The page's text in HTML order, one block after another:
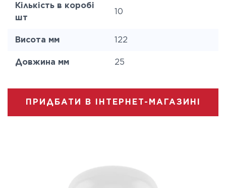
Кількість в коробі
шт
10
Висота мм 122
Довжина мм 25
ПРИДБАТИ В ІНТЕРНЕТ-МАГАЗИНІ